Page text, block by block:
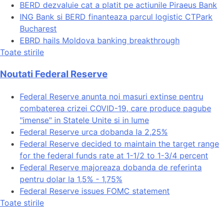
BERD dezvaluie cat a platit pe actiunile Piraeus Bank
ING Bank si BERD finanteaza parcul logistic CTPark
Bucharest
EBRD hails Moldova banking breakthrough
Toate stirile
Noutati Federal Reserve
Federal Reserve anunta noi masuri extinse pentru
combaterea crizei COVID-19, care produce pagube
"imense" in Statele Unite si in lume
Federal Reserve urca dobanda la 2,25%
Federal Reserve decided to maintain the target range
for the federal funds rate at 1-1/2 to 1-3/4 percent
Federal Reserve majoreaza dobanda de referinta
pentru dolar la 1,5% - 1,75%
Federal Reserve issues FOMC statement
Toate stirile